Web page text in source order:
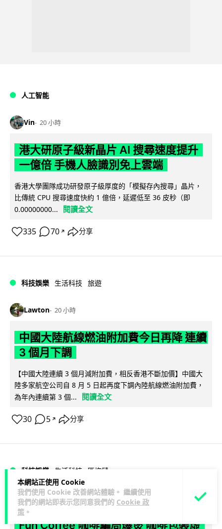
本網站正使用 Cookie
我們使用 Cookie 改善網站體驗。 繼續使用
我們的網站即表示您同意我們的 Cookie 政
策 。
人工智能
Vin 20 小時
港大研原子級新晶片 AI 搜尋速度提升
一億倍 手機人臉識別免上雲端
香港大學團隊成功研發原子級厚度的「模擬存內搜尋」晶片，
比傳統 CPU 搜尋速度快約 1 億倍，延遲低至 36 皮秒（即
0.00000000...
閱讀全文
335 70 ↗ 分享
科技娛樂 生活科技 旅遊
Lawton 20 小時
中國大陸航線燃油附加費今日再降 連續
3 個月下調
【中國大陸連續 3 個月減附加費，相反香港不斷加價】中國大
陸多家航空公司自 8 月 5 日起再度下調內陸航線燃油附加費，
為年內連續第 3 個...
閱讀全文
30 5 ↗ 分享
科技娛樂 生活科技 區塊鏈
Lawton 20 小時
Fun Coffee 咖啡騙局爆煲 咖啡包裝虛